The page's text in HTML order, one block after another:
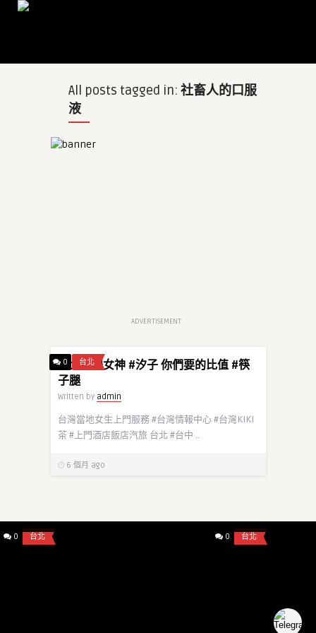
All posts tagged in: 社畜人的口服
液
ADVERTISEMENT
0 台北
台北美腿女神 #汐子 你們要的比值 #筷
子腿
Written by admin
台灣當地女生上門服務 #台灣情報中心 #台灣KIKI
茶 #上門酒店飯店汽旅 台北 #台中 ..
6 個月 ago
0 台北 0 台北